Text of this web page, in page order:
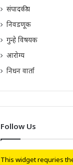
संपादकीय
निवडणूक
गुन्हे विषयक
आरोग्य
निधन वार्ता
Follow Us
This widget requries